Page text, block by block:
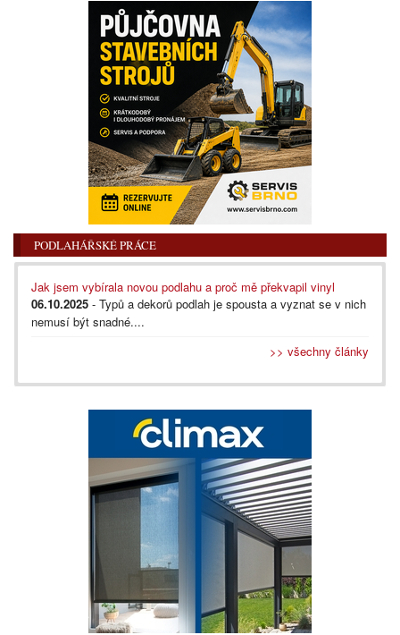
PODLAHÁŘSKÉ PRÁCE
Jak jsem vybírala novou podlahu a proč mě překvapil vinyl
06.10.2025 - Typů a dekorů podlah je spousta a vyznat se v nich
nemusí být snadné....
>> všechny články